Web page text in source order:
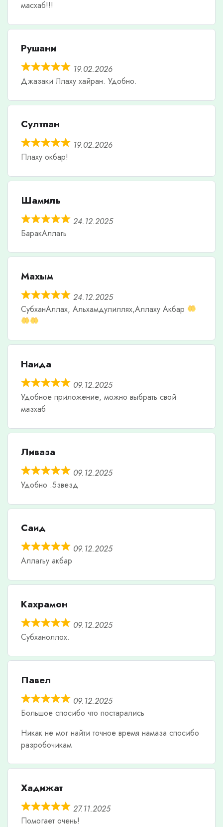
масхаб!!!
Рушани
19.02.2026
Джазаки Ллаху хайран. Удобно.
Султпан
19.02.2026
Плаху окбар!
Шамиль
24.12.2025
БаракАллагь
Махым
24.12.2025
СубханАллах, Альхамдулиллях,Аллаху Акбар
Наида
09.12.2025
Удобное приложение, можно выбрать свой
мазхаб
Ливаза
09.12.2025
Удобно .5звезд
Саид
09.12.2025
Аллагьу акбар
Кахрамон
09.12.2025
Субханоллох.
Павел
09.12.2025
Большое спосибо что постарались
Никак не мог найти точное время намаза спосибо
разробочикам
Хадижат
27.11.2025
Помогает очень!